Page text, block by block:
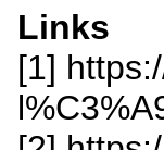
Links
[1]